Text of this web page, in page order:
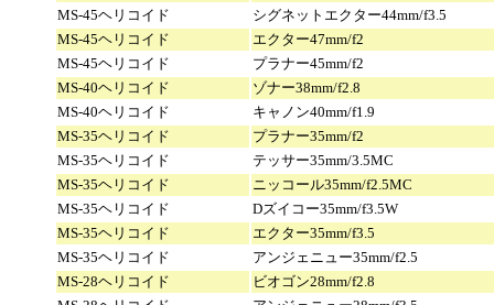
MS-45ヘリコイド
シグネットエクター44mm/f3.5
MS-45ヘリコイド
エクター47mm/f2
MS-45ヘリコイド
プラナー45mm/f2
MS-40ヘリコイド
ゾナー38mm/f2.8
MS-40ヘリコイド
キャノン40mm/f1.9
MS-35ヘリコイド
プラナー35mm/f2
MS-35ヘリコイド
テッサー35mm/3.5MC
MS-35ヘリコイド
ニッコール35mm/f2.5MC
MS-35ヘリコイド
Dズイコー35mm/f3.5W
MS-35ヘリコイド
エクター35mm/f3.5
MS-35ヘリコイド
アンジェニュー35mm/f2.5
MS-28ヘリコイド
ビオゴン28mm/f2.8